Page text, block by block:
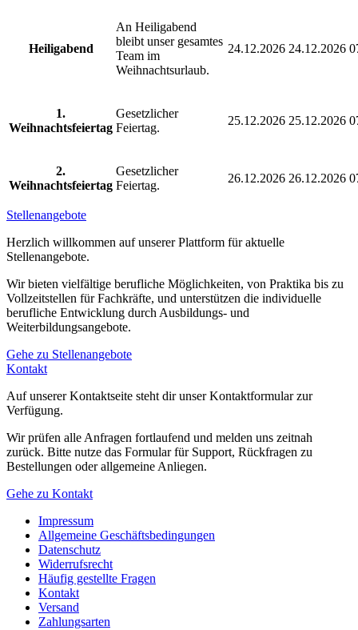
Heiligabend
An Heiligabend
bleibt unser gesamtes
Team im
Weihnachtsurlaub.
24.12.2026 24.12.2026
1.
Weihnachtsfeiertag
Gesetzlicher
Feiertag.
25.12.2026 25.12.2026
2.
Weihnachtsfeiertag
Gesetzlicher
Feiertag.
26.12.2026 26.12.2026
Stellenangebote
Herzlich willkommen auf unserer Plattform für aktuelle
Stellenangebote.
Wir bieten vielfältige berufliche Möglichkeiten, von Praktika bis zu
Vollzeitstellen für Fachkräfte, und unterstützen die individuelle
berufliche Entwicklung durch Ausbildungs- und
Weiterbildungsangebote.
Gehe zu Stellenangebote
Kontakt
Auf unserer Kontaktseite steht dir unser Kontaktformular zur
Verfügung.
Wir prüfen alle Anfragen fortlaufend und melden uns zeitnah
zurück. Bitte nutze das Formular für Support, Rückfragen zu
Bestellungen oder allgemeine Anliegen.
Gehe zu Kontakt
Impressum
Allgemeine Geschäftsbedingungen
Datenschutz
Widerrufsrecht
Häufig gestellte Fragen
Kontakt
Versand
Zahlungsarten